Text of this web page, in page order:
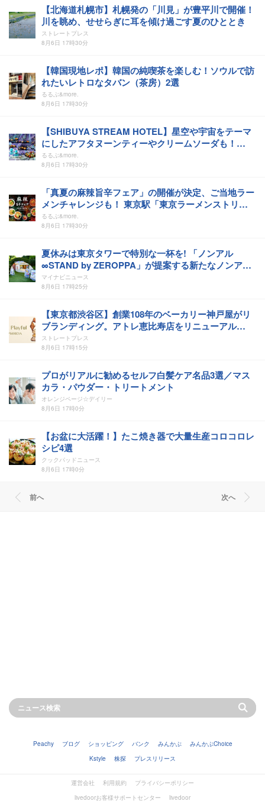
【北海道札幌市】札幌発の「川見」が豊平川で開催！
川を眺め、せせらぎに耳を傾け過ごす夏のひととき
ストレートプレス
8月6日 17時30分
【韓国現地レポ】韓国の純喫茶を楽しむ！ソウルで訪
れたいレトロなタバン（茶房）2選
るるぶ&more.
8月6日 17時30分
【SHIBUYA STREAM HOTEL】星空や宇宙をテーマ
にしたアフタヌーンティーやクリームソーダも！
「コスモプラネタリウム渋谷」とのコラボイベント
「Full of Stars ～Starrystory～」
るるぶ&more.
8月6日 17時30分
「真夏の麻辣旨辛フェア」の開催が決定、ご当地ラー
メンチャレンジも！ 東京駅「東京ラーメンストリー
ト」の名店ラーメン7選
るるぶ&more.
8月6日 17時30分
夏休みは東京タワーで特別な一杯を! 「ノンアル
∞STAND by ZEROPPA」が提案する新たなノンアル
体験
マイナビニュース
8月6日 17時25分
【東京都渋谷区】創業108年のベーカリー神戸屋がリ
ブランディング。アトレ恵比寿店をリニューアル
OPEN
ストレートプレス
8月6日 17時15分
プロがリアルに勧めるセルフ白髪ケア名品3選／マス
カラ・パウダー・トリートメント
オレンジページ☆デイリー
8月6日 17時0分
【お盆に大活躍！】たこ焼き器で大量生産コロコロレ
シピ4選
クックパッドニュース
8月6日 17時0分
前へ 次へ
Peachy ブログ ショッピング バンク みんかぶ
みんかぶChoice
Kstyle
株探 プレスリリース
運営会社 利用規約
プライバシーポリシー
livedoorお客様サポートセンター
livedoor